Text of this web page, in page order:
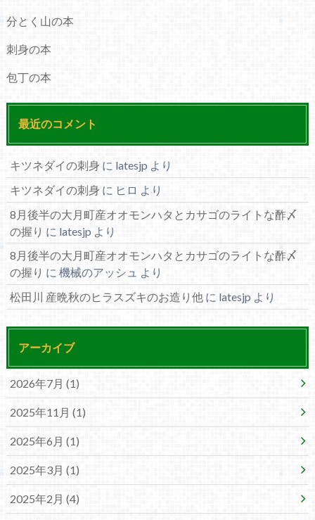
分とく山の本
刺身の本
包丁の本
最近のコメント
キツネダイの刺身 に latesjp より
キツネダイの刺身 に ヒロ より
8月後半の大月町産オオモンハタとカサゴのライトな酢〆
の握り に latesjp より
8月後半の大月町産オオモンハタとカサゴのライトな酢〆
の握り に 機械のアッシュ より
松田川 産晩秋のヒラスズキのお造り他に latesjp より
アーカイブ
2026年7月 (1)
2025年11月 (1)
2025年6月 (1)
2025年3月 (1)
2025年2月 (4)